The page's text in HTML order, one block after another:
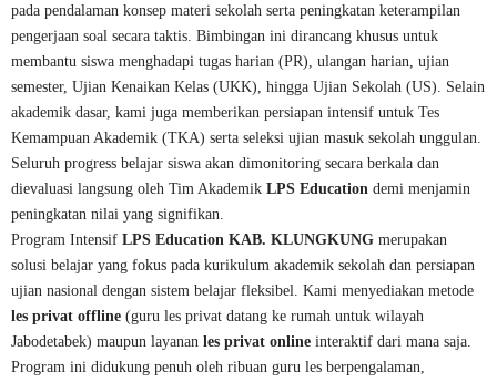
pada pendalaman konsep materi sekolah serta peningkatan keterampilan
pengerjaan soal secara taktis. Bimbingan ini dirancang khusus untuk
membantu siswa menghadapi tugas harian (PR), ulangan harian, ujian
semester, Ujian Kenaikan Kelas (UKK), hingga Ujian Sekolah (US). Selain
akademik dasar, kami juga memberikan persiapan intensif untuk Tes
Kemampuan Akademik (TKA) serta seleksi ujian masuk sekolah unggulan.
Seluruh progress belajar siswa akan dimonitoring secara berkala dan
dievaluasi langsung oleh Tim Akademik LPS Education demi menjamin
peningkatan nilai yang signifikan.
Program Intensif LPS Education KAB. KLUNGKUNG merupakan
solusi belajar yang fokus pada kurikulum akademik sekolah dan persiapan
ujian nasional dengan sistem belajar fleksibel. Kami menyediakan metode
les privat offline (guru les privat datang ke rumah untuk wilayah
Jabodetabek) maupun layanan les privat online interaktif dari mana saja.
Program ini didukung penuh oleh ribuan guru les berpengalaman,